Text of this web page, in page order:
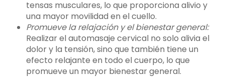
tensas musculares, lo que proporciona alivio y
una mayor movilidad en el cuello.
Promueve la relajación y el bienestar general:
Realizar el automasaje cervical no solo alivia el
dolor y la tensión, sino que también tiene un
efecto relajante en todo el cuerpo, lo que
promueve un mayor bienestar general.